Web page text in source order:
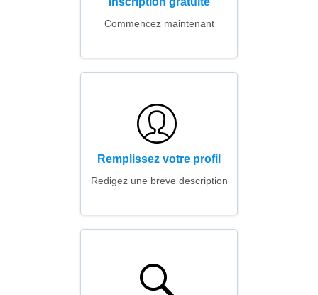
Commencez maintenant
Remplissez votre profil
Redigez une breve description